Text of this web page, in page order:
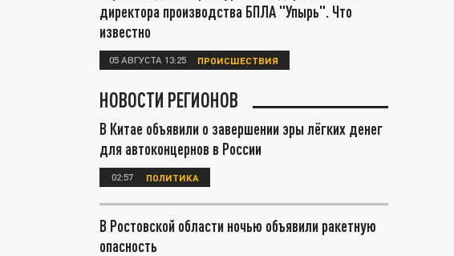
директора производства БПЛА "Упырь". Что
известно
05 АВГУСТА 13:25 ПРОИСШЕСТВИЯ
НОВОСТИ РЕГИОНОВ
В Китае объявили о завершении эры лёгких денег
для автоконцернов в России
02:57 ПОЛИТИКА
В Ростовской области ночью объявили ракетную
опасность